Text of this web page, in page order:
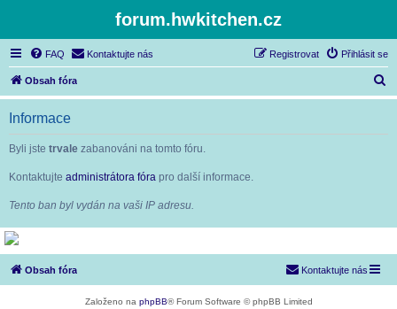
forum.hwkitchen.cz
FAQ Kontaktujte nás Přihlásit se
Registrovat
Obsah fóra
l
Informace
Byli jste trvale zabanováni na tomto fóru.
Kontaktujte administrátora fóra pro další informace.
Tento ban byl vydán na vaši IP adresu.
Obsah fóra Kontaktujte nás
Založeno na phpBB® Forum Software © phpBB Limited